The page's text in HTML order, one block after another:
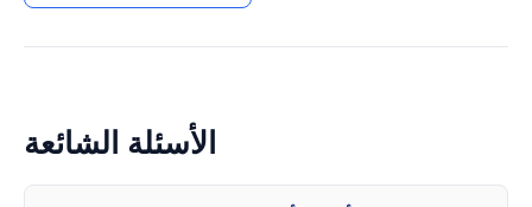
الأسئلة الشائعة